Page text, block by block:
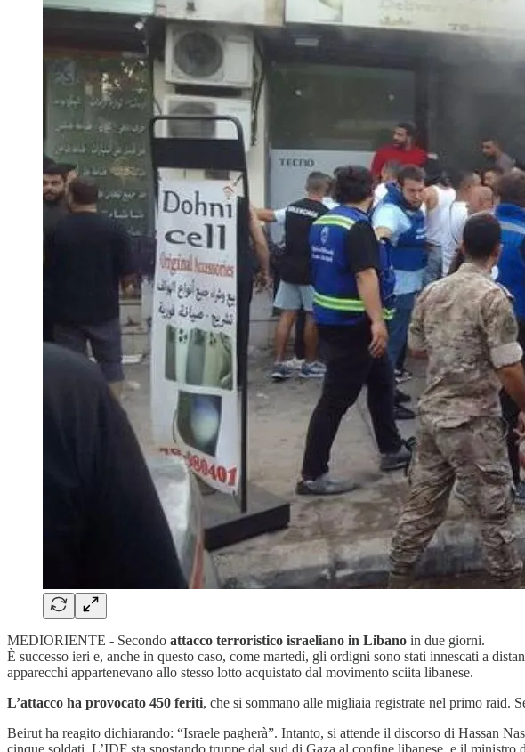
MEDIORIENTE - Secondo attacco terroristico israeliano in Libano in due giorni.
È successo ieri e, anche in questo caso, come martedì, gli ordigni sono stati innescati a
apparecchi appartenevano allo stesso lotto acquistato dal movimento sciita libanese.
L’attacco ha provocato 450 feriti, che si sommano alle migliaia registrate nel primo raid.
Beirut ha reagito dichiarando: “Israele pagherà”. Intanto, si attende il discorso di Hassan
cinque soldati. L’IDF sta spostando truppe dal sud di Gaza al confine libanese, e il